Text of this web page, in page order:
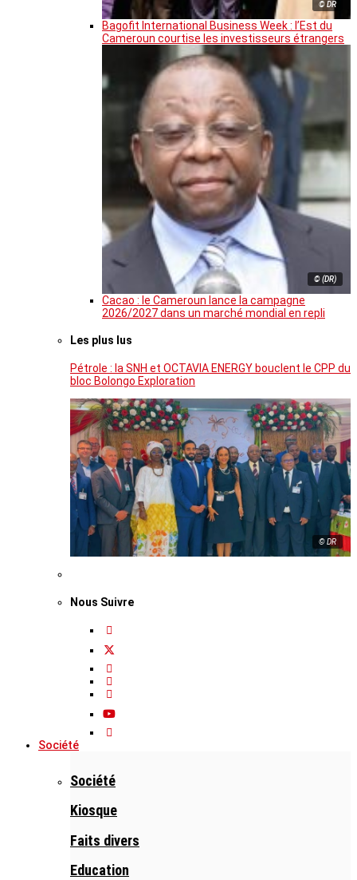
© DR
Bagofit International Business Week : l’Est du
Cameroun courtise les investisseurs étrangers
© (DR)
Cacao : le Cameroun lance la campagne
2026/2027 dans un marché mondial en repli
Les plus lus
Pétrole : la SNH et OCTAVIA ENERGY bouclent le CPP du
bloc Bolongo Exploration
© DR
Nous Suivre
Société
Société
Kiosque
Faits divers
Education